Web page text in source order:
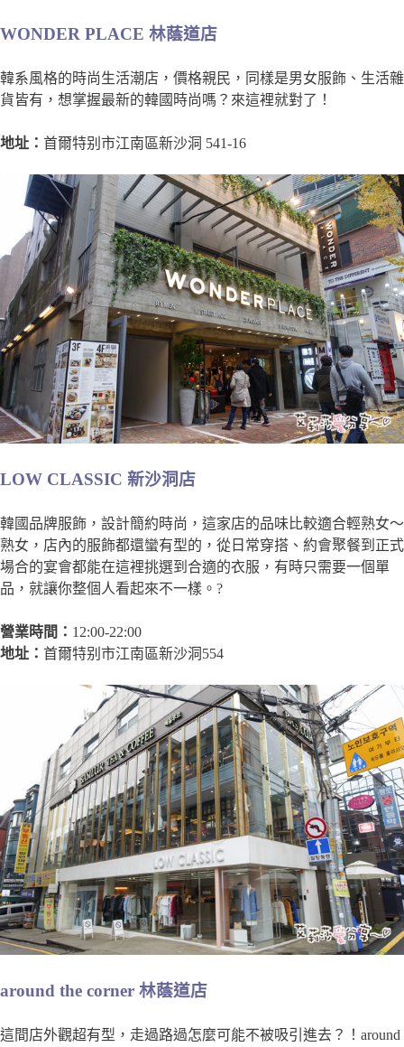
WONDER PLACE 林蔭道店
韓系風格的時尚生活潮店，價格親民，同樣是男女服飾、生活雜
貨皆有，想掌握最新的韓國時尚嗎？來這裡就對了！
地址： 首爾特别市江南區新沙洞 541-16
LOW CLASSIC 新沙洞店
韓國品牌服飾，設計簡約時尚，這家店的品味比較適合輕熟女～
熟女，店內的服飾都還蠻有型的，從日常穿搭、約會聚餐到正式
場合的宴會都能在這裡挑選到合適的衣服，有時只需要一個單
品，就讓你整個人看起來不一樣。?
營業時間： 12:00-22:00
地址： 首爾特别市江南區新沙洞554
around the corner 林蔭道店
這間店外觀超有型，走過路過怎麼可能不被吸引進去？！around